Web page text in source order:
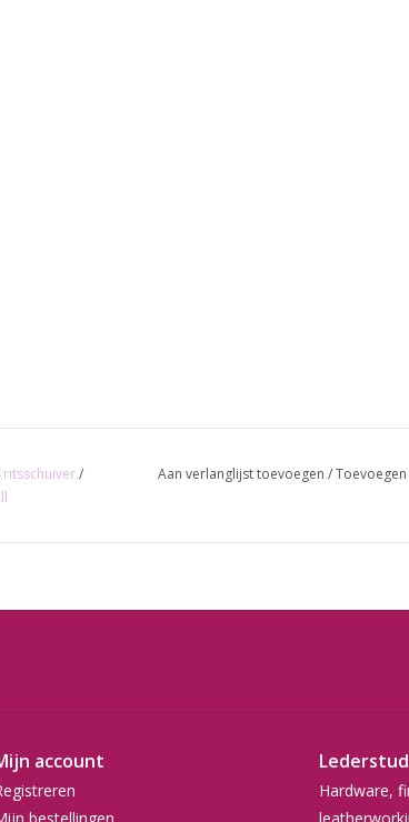
ritsschuiver/
Aan verlanglijst toevoegen /
account
bestellingen
Hardware,